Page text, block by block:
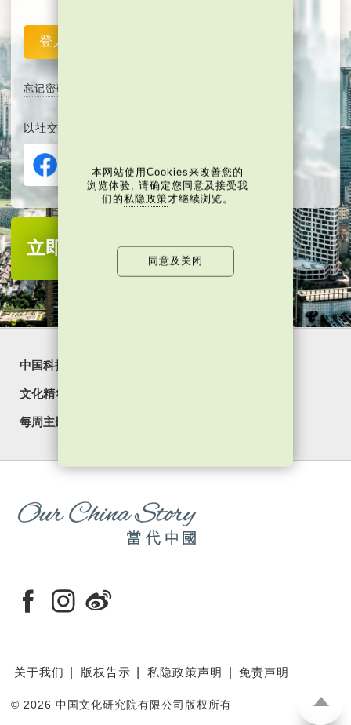
登入
忘记密码
以社交媒体平台注册或登入∶
立即注册 成为当代中国会员
中国科技
文化精华
每周主题
关于我们 版权告示 私隐政策声明 免责声明
© 2026 中国文化研究院有限公司版权所有
本网站使用Cookies来改善您的
浏览体验, 请确定您同意及接受我
们的私隐政策才继续浏览。
同意及关闭